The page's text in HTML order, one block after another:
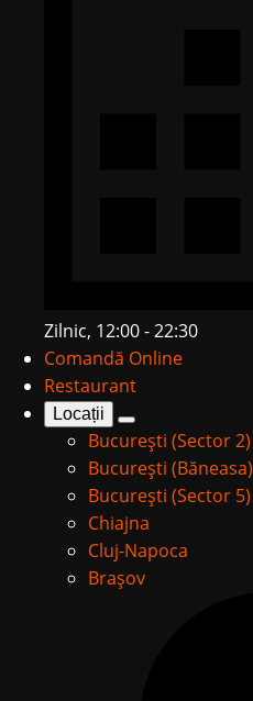
Zilnic, 12:00 - 22:30
Comandă Online
Restaurant
Locații
București (Sector 2)
București (Băneasa)
București (Sector 5)
Chiajna
Cluj-Napoca
Brașov